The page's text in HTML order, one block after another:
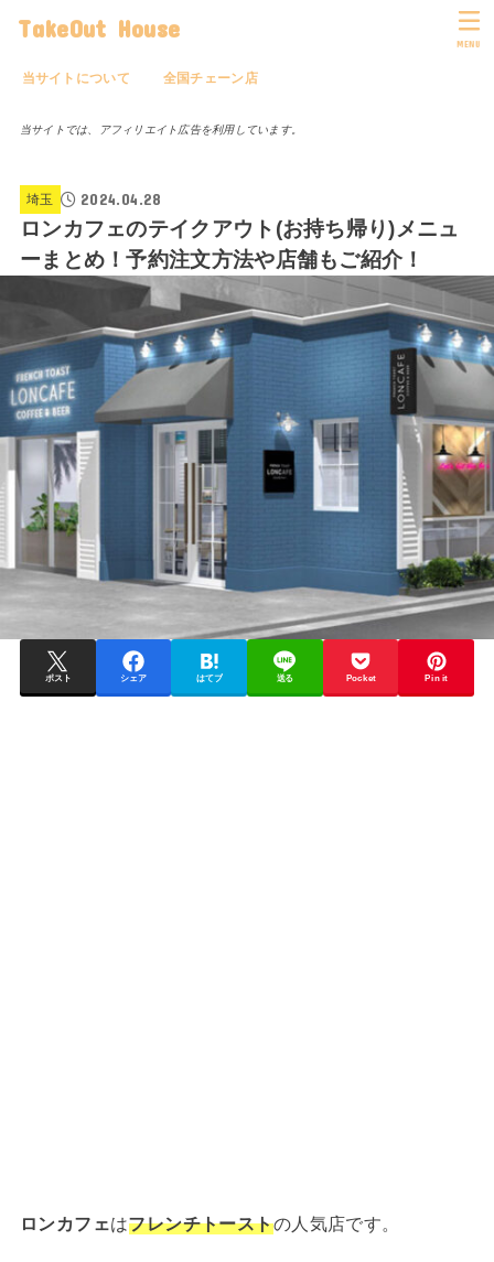
TakeOut House
当サイトについて 全国チェーン店
MENU
当サイトでは、アフィリエイト広告を利用しています。
埼玉 2024.04.28
ロンカフェのテイクアウト(お持ち帰り)メニュ
ーまとめ！予約注文方法や店舗もご紹介！
ポスト シェア はてブ 送る Pocket Pin it
ロンカフェはフレンチトーストの人気店です。